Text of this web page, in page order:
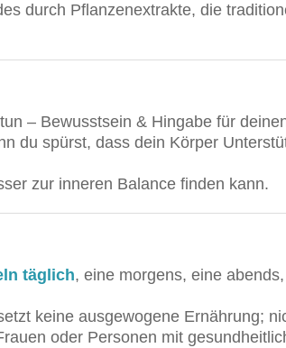
durch Pflanzenextrakte, die
– Bewusstsein & Hingabe für
du spürst, dass dein Körper
zur inneren Balance finden kann.
täglich, eine morgens, eine
keine ausgewogene Ernährung;
oder Personen mit